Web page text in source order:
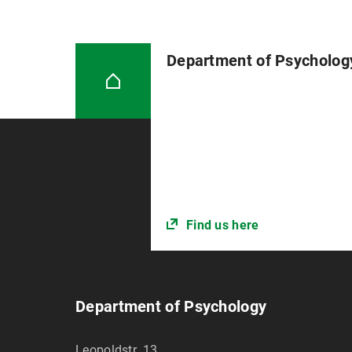
Department of
Find us here
Department of Psychology